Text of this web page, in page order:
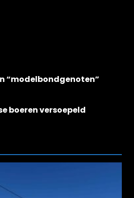
“modelbondgenoten”
boeren versoepeld